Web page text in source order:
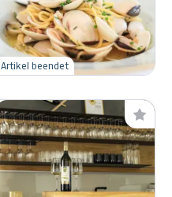
Artikel beendet